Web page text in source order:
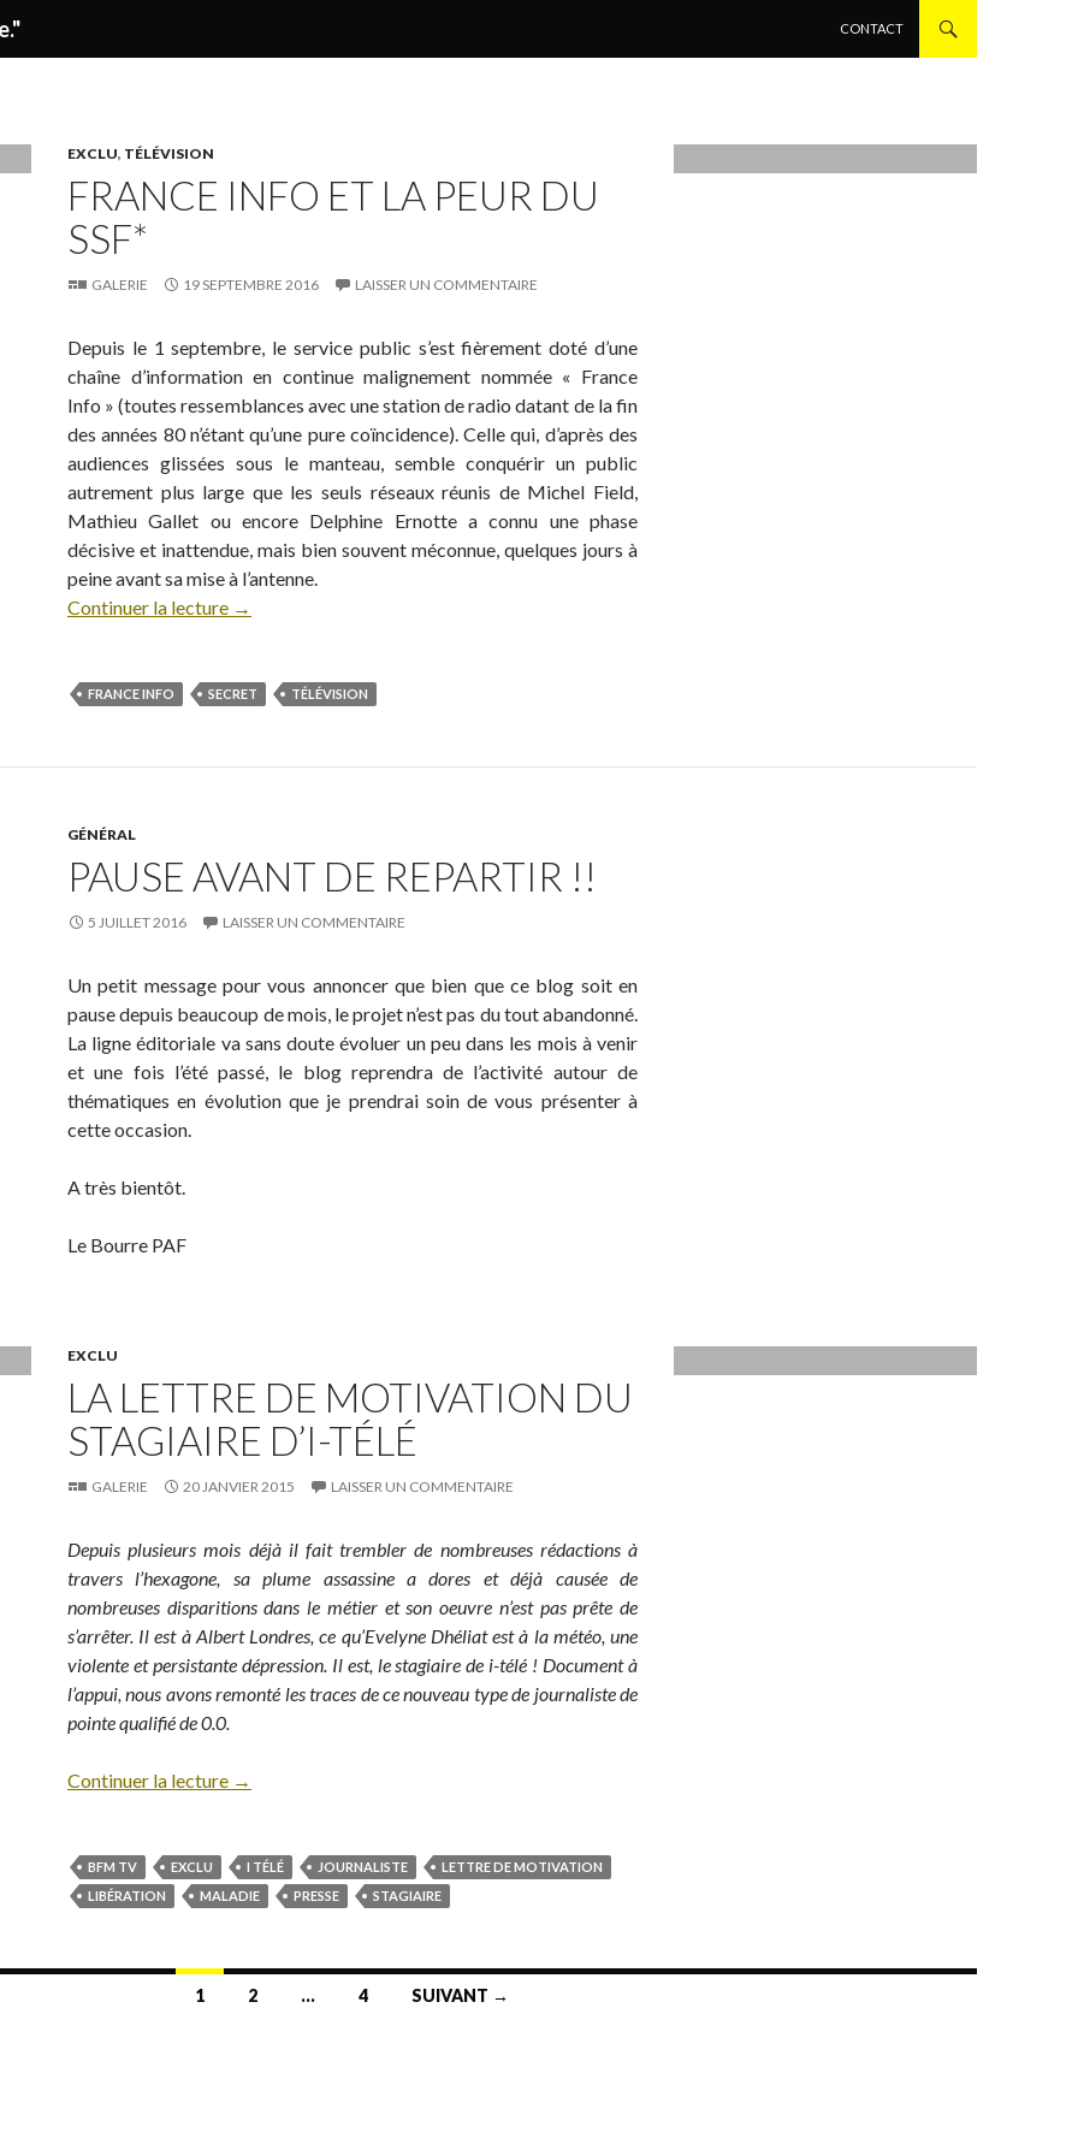
CONTACT
EXCLU, TÉLÉVISION
FRANCE INFO ET LA PEUR DU
SSF*
GALERIE 19 SEPTEMBRE 2016 LAISSER UN COMMENTAIRE
Depuis le 1 septembre, le service public s’est fièrement doté d’une
chaîne d’information en continue malignement nommée « France
Info » (toutes ressemblances avec une station de radio datant de la fin
des années 80 n’étant qu’une pure coïncidence). Celle qui, d’après des
audiences glissées sous le manteau, semble conquérir un public
autrement plus large que les seuls réseaux réunis de Michel Field,
Mathieu Gallet ou encore Delphine Ernotte a connu une phase
décisive et inattendue, mais bien souvent méconnue, quelques jours à
peine avant sa mise à l’antenne.
Continuer la lecture →
FRANCE INFO SECRET TÉLÉVISION
GÉNÉRAL
PAUSE AVANT DE REPARTIR !!
5 JUILLET 2016 LAISSER UN COMMENTAIRE
Un petit message pour vous annoncer que bien que ce blog soit en
pause depuis beaucoup de mois, le projet n’est pas du tout abandonné.
La ligne éditoriale va sans doute évoluer un peu dans les mois à venir
et une fois l’été passé, le blog reprendra de l’activité autour de
thématiques en évolution que je prendrai soin de vous présenter à
cette occasion.
A très bientôt.
Le Bourre PAF
EXCLU
LA LETTRE DE MOTIVATION DU
STAGIAIRE D’I-TÉLÉ
GALERIE 20 JANVIER 2015 LAISSER UN COMMENTAIRE
Depuis plusieurs mois déjà il fait trembler de nombreuses rédactions à
travers l’hexagone, sa plume assassine a dores et déjà causée de
nombreuses disparitions dans le métier et son oeuvre n’est pas prête de
s’arrêter. Il est à Albert Londres, ce qu’Evelyne Dhéliat est à la météo, une
violente et persistante dépression. Il est, le stagiaire de i-télé ! Document à
l’appui, nous avons remonté les traces de ce nouveau type de journaliste de
pointe qualifié de 0.0.
Continuer la lecture →
BFM TV EXCLU I TÉLÉ JOURNALISTE
LETTRE DE MOTIVATION
LIBÉRATION
MALADIE PRESSE STAGIAIRE
1 2 … 4 SUIVANT →